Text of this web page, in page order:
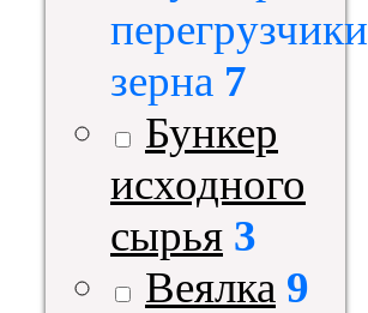
перегрузчики
зерна 7
Бункер
исходного
сырья 3
Веялка 9